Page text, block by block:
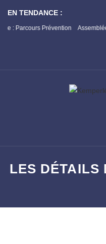
EN TENDANCE :
Prévention Assemblée Générale de
LES DÉTAILS